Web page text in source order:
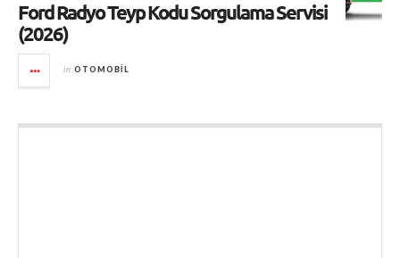
Ford Radyo Teyp Kodu Sorgulama Servisi
(2026)
in OTOMOBIL